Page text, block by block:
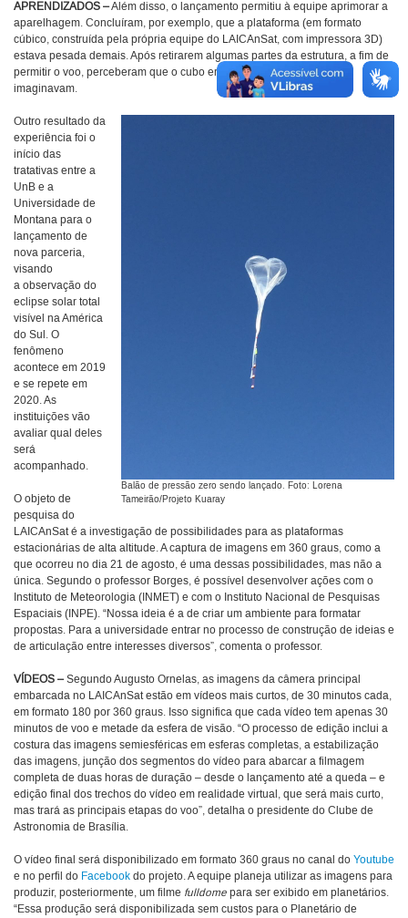
APRENDIZADOS –Além disso, o lançamento permitiu à equipe aprimorar a
aparelhagem. Concluíram, por exemplo, que a plataforma (em formato
cúbico, construída pela própria equipe do LAICAnSat, com impressora 3D)
estava pesada demais. Após retirarem algumas partes da estrutura, a fim de
permitir o voo, perceberam que o cubo era mais resistente do que
imaginavam.
Balão de pressão zero sendo lançado. Foto: Lorena
Tameirão/Projeto Kuaray
Outro resultado da
experiência foi o
início das
tratativas entre a
UnB e a
Universidade de
Montana para o
lançamento de
nova parceria,
visando
a observação do
eclipse solar total
visível na América
do Sul. O
fenômeno
acontece em 2019
e se repete em
2020. As
instituições vão
avaliar qual deles
será
acompanhado.
O objeto de
pesquisa do
LAICAnSat é a investigação de possibilidades para as plataformas
estacionárias de alta altitude. A captura de imagens em 360 graus, como a
que ocorreu no dia 21 de agosto, é uma dessas possibilidades, mas não a
única. Segundo o professor Borges, é possível desenvolver ações com o
Instituto de Meteorologia (INMET) e com o Instituto Nacional de Pesquisas
Espaciais (INPE). “Nossa ideia é a de criar um ambiente para formatar
propostas. Para a universidade entrar no processo de construção de ideias e
de articulação entre interesses diversos”, comenta o professor.
VÍDEOS –Segundo Augusto Ornelas, as imagens da câmera principal
embarcada no LAICAnSat estão em vídeos mais curtos, de 30 minutos cada,
em formato 180 por 360 graus. Isso significa que cada vídeo tem apenas 30
minutos de voo e metade da esfera de visão. “O processo de edição inclui a
costura das imagens semiesféricas em esferas completas, a estabilização
das imagens, junção dos segmentos do vídeo para abarcar a filmagem
completa de duas horas de duração – desde o lançamento até a queda – e
edição final dos trechos do vídeo em realidade virtual, que será mais curto,
mas trará as principais etapas do voo”, detalha o presidente do Clube de
Astronomia de Brasília.
O vídeo final será disponibilizado em formato 360 graus no canal do Youtube
e no perfil do Facebook do projeto. A equipe planeja utilizar as imagens para
produzir, posteriormente, um filme fulldome para ser exibido em planetários.
“Essa produção será disponibilizada sem custos para o Planetário de